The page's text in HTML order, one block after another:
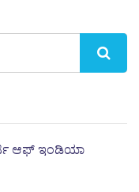
ಆಫ್ ಇಂಡಿಯಾ